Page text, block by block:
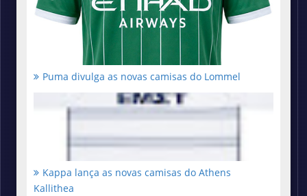
Puma divulga as novas camisas do Lommel
Kappa lança as novas camisas do Athens
Kallithea